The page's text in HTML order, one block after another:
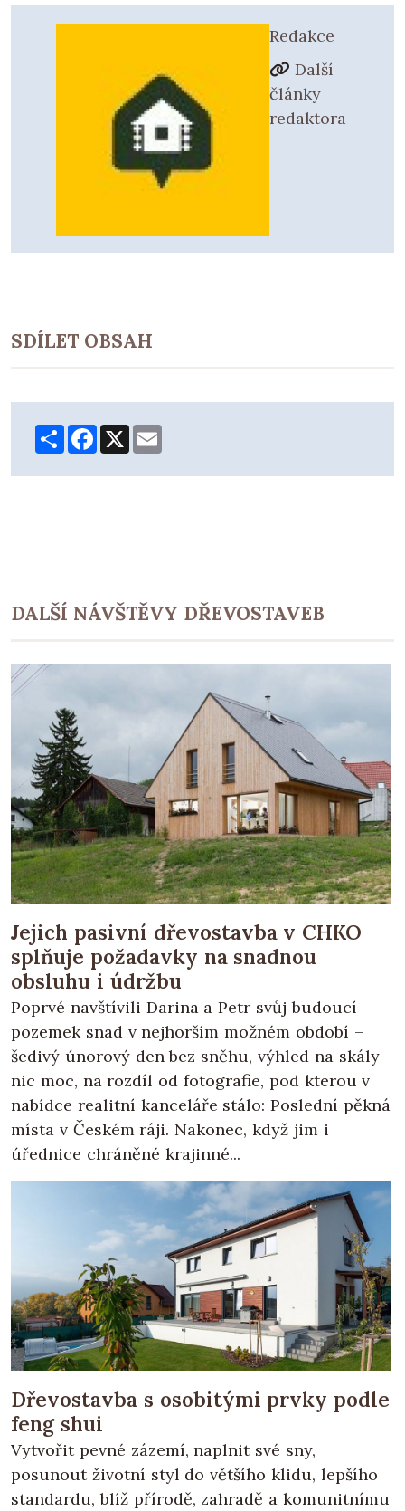
Redakce
Další
články
redaktora
SDÍLET OBSAH
ShareFacebook
X
DALŠÍ NÁVŠTĚVY DŘEVOSTAVEB
Jejich pasivní dřevostavba v CHKO
splňuje požadavky na snadnou
obsluhu i údržbu
Poprvé navštívili Darina a Petr svůj budoucí
pozemek snad v nejhorším možném období –
šedivý únorový den bez sněhu, výhled na skály
nic moc, na rozdíl od fotografie, pod kterou v
nabídce realitní kanceláře stálo: Poslední pěkná
místa v Českém ráji. Nakonec, když jim i
úřednice chráněné krajinné...
Dřevostavba s osobitými prvky podle
feng shui
Vytvořit pevné zázemí, naplnit své sny,
posunout životní styl do většího klidu, lepšího
standardu, blíž přírodě, zahradě a komunitnímu